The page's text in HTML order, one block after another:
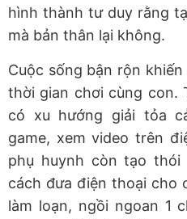
hình thành tư duy rằng
mà bản thân lại không.
Cuộc sống bận rộn
thời gian chơi cùng con.
có xu hướng giải tỏa
game, xem video trên
phụ huynh còn tạo
cách đưa điện thoại cho
làm loạn, ngồi ngoan 1